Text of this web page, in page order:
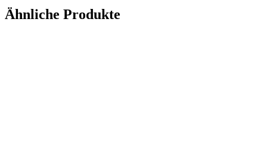
Ähnliche Produkte